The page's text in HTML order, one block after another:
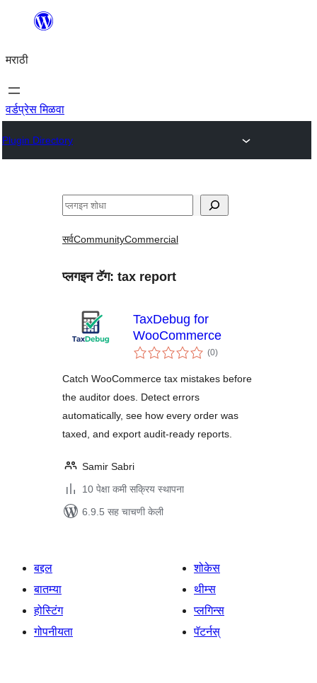
सामुग्रीवर
मराठी
वर्डप्रेस मिळवा
Plugin Directory
शोधा
सर्वCommunityCommercial
प्लगइन टॅग: tax report
TaxDebug for
WooCommerce
(0एकूण
मूल्यांकन
)
Catch WooCommerce tax mistakes before
the auditor does. Detect errors
automatically, see how every order was
taxed, and export audit-ready reports.
Samir Sabri
10 पेक्षा कमी सक्रिय स्थापना
6.9.5 सह चाचणी केली
बद्दल
बातम्या
होस्टिंग
गोपनीयता
शोकेस
थीम्स
प्लगिन्स
पॅटर्नस्